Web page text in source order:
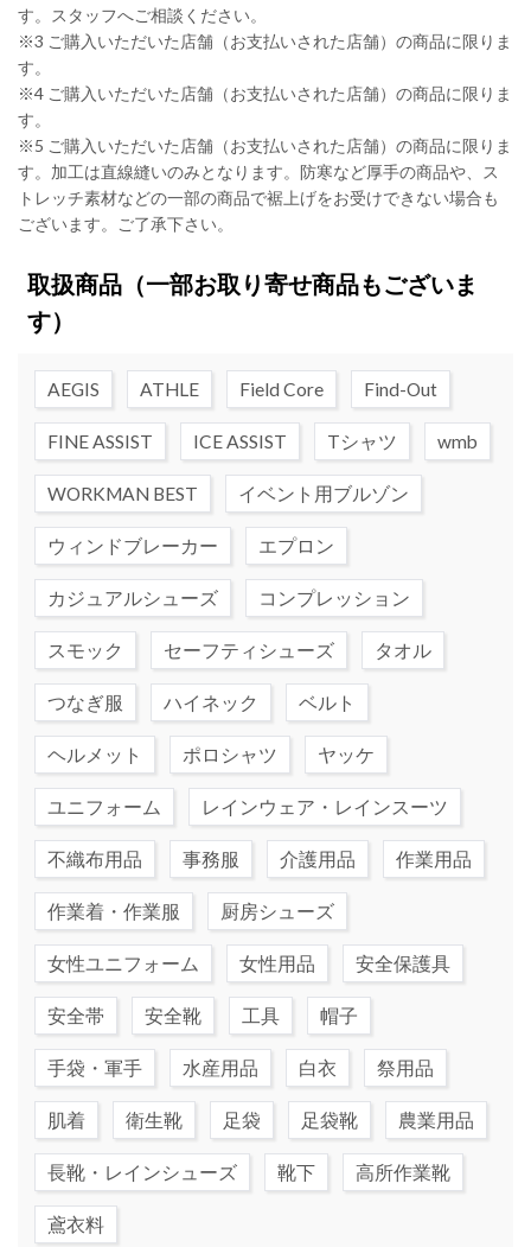
す。スタッフへご相談ください。
※3 ご購入いただいた店舗（お支払いされた店舗）の商品に限りま
す。
※4 ご購入いただいた店舗（お支払いされた店舗）の商品に限りま
す。
※5 ご購入いただいた店舗（お支払いされた店舗）の商品に限りま
す。加工は直線縫いのみとなります。防寒など厚手の商品や、ス
トレッチ素材などの一部の商品で裾上げをお受けできない場合も
ございます。ご了承下さい。
取扱商品（一部お取り寄せ商品もございま
す）
AEGIS ATHLE Field Core Find-Out
FINE ASSIST ICE ASSIST Tシャツ wmb
WORKMAN BEST イベント用ブルゾン
ウィンドブレーカー エプロン
カジュアルシューズ コンプレッション
スモック セーフティシューズ タオル
つなぎ服 ハイネック ベルト
ヘルメット ポロシャツ ヤッケ
ユニフォーム レインウェア・レインスーツ
不織布用品 事務服 介護用品 作業用品
作業着・作業服 厨房シューズ
女性ユニフォーム 女性用品 安全保護具
安全帯 安全靴 工具 帽子
手袋・軍手 水産用品 白衣 祭用品
肌着 衛生靴 足袋 足袋靴 農業用品
長靴・レインシューズ 靴下 高所作業靴
鳶衣料